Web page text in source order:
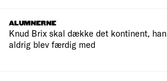
ALUMNERNE
Knud Brix skal dække det kontinent, han
aldrig blev færdig med